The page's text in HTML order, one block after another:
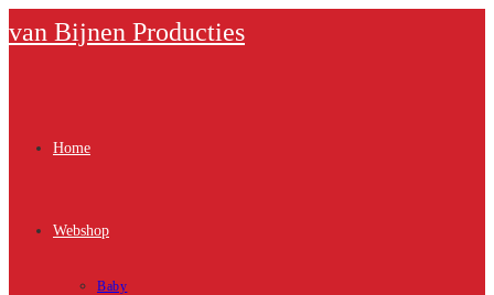
naar
van Bijnen Producties
Home
Webshop
Baby